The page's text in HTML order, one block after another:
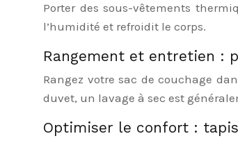
Porter des sous-vêtements
l’humidité et refroidit le corps.
Rangement et entretien :
Rangez votre sac de couchage
duvet, un lavage à sec est
Optimiser le confort :